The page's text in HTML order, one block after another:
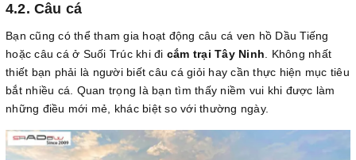
4.2. Câu cá
Bạn cũng có thể tham gia hoạt động câu cá ven hồ Dầu Tiếng
hoặc câu cá ở Suối Trúc khi đi cắm trại Tây Ninh. Không nhất
thiết bạn phải là người biết câu cá giỏi hay cần thực hiện mục tiêu
bắt nhiều cá. Quan trọng là bạn tìm thấy niềm vui khi được làm
những điều mới mẻ, khác biệt so với thường ngày.